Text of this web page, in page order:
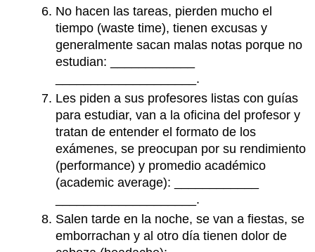
No hacen las tareas, pierden mucho el
tiempo (waste time),tienen excusas y
generalmente sacan malas notas porque no
estudian:
____________________.
Les piden a sus profesores listas con guías
para estudiar, van a la oficina del profesor y
tratan de entender el formato de los
exámenes, se preocupan por su rendimiento
(performance)y promedio académico
(academic average): ____________
____________________.
Salen tarde en la noche, se van a fiestas, se
emborrachan y al otro día tienen dolor de